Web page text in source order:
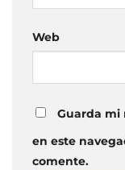
Web
Guarda mi
en este
comente.